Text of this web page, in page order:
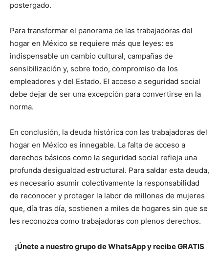
postergado.
Para transformar el panorama de las trabajadoras del
hogar en México se requiere más que leyes: es
indispensable un cambio cultural, campañas de
sensibilización y, sobre todo, compromiso de los
empleadores y del Estado. El acceso a seguridad social
debe dejar de ser una excepción para convertirse en la
norma.
En conclusión, la deuda histórica con las trabajadoras del
hogar en México es innegable. La falta de acceso a
derechos básicos como la seguridad social refleja una
profunda desigualdad estructural. Para saldar esta deuda,
es necesario asumir colectivamente la responsabilidad
de reconocer y proteger la labor de millones de mujeres
que, día tras día, sostienen a miles de hogares sin que se
les reconozca como trabajadoras con plenos derechos.
¡Únete a nuestro grupo de WhatsApp y recibe GRATIS